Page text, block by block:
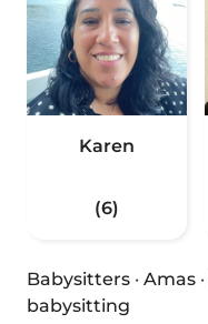
Karen
(6)
Babysitters · Amas ·
babysitting